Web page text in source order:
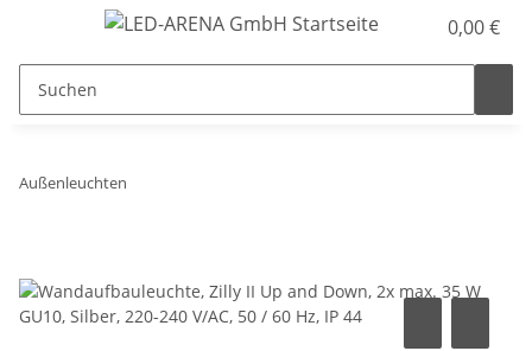
0,00 €
Außenleuchten